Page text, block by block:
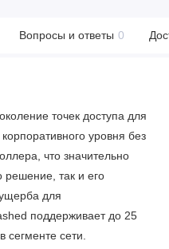
Вопросы и ответы 0
точек доступа для
уровня без
что значительно
решение, так и его
для
поддерживает до 25
сегменте сети.